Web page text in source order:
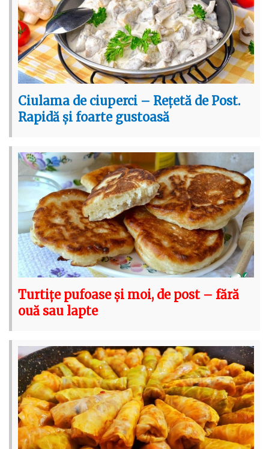
Ciulama de ciuperci – Rețetă de Post.
Rapidă și foarte gustoasă
Turtițe pufoase și moi, de post – fără
ouă sau lapte